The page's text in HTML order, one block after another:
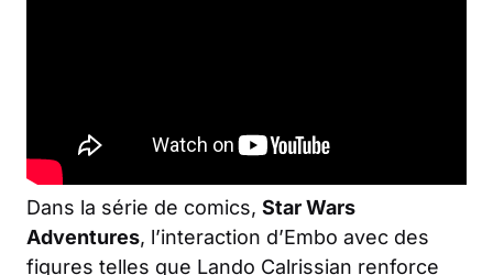
Dans la série de comics, Star Wars
Adventures, l’interaction d’Embo avec des
figures telles que Lando Calrissian renforce